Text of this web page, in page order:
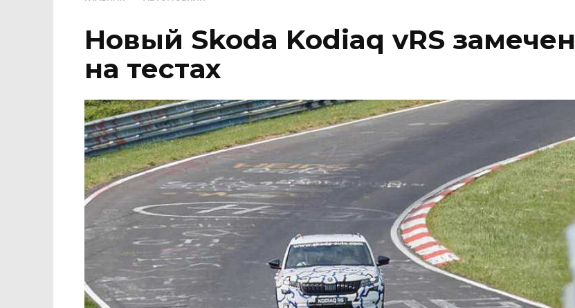
Новый Skoda Kodiaq vRS замечен
на тестах